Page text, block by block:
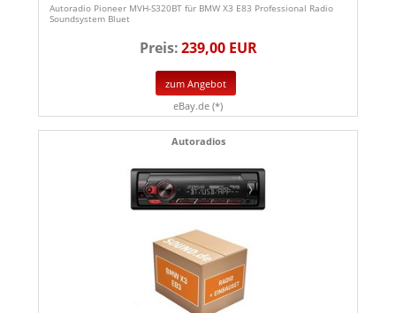
Autoradio Pioneer MVH-S320BT für BMW X3 E83 Professional Radio
Soundsystem Bluet
Preis:239,00 EUR
zum Angebot
eBay.de (*)
Autoradios